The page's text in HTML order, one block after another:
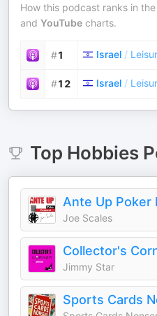
How this podcast ranks in the
and YouTube charts.
#1 Israel /
#12 Israel /
Top Hobbies
Ante Up Poker
Joe Scales
Collector's
Jimmy Star
Sports Cards